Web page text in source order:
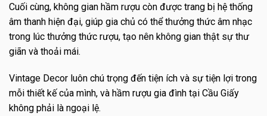
Cuối cùng, không gian hầm rượu còn được trang bị hệ thống
âm thanh hiện đại, giúp gia chủ có thể thưởng thức âm nhạc
trong lúc thưởng thức rượu, tạo nên không gian thật sự thư
giãn và thoải mái.
Vintage Decor luôn chú trọng đến tiện ích và sự tiện lợi trong
mỗi thiết kế của mình, và hầm rượu gia đình tại Cầu Giấy
không phải là ngoại lệ.